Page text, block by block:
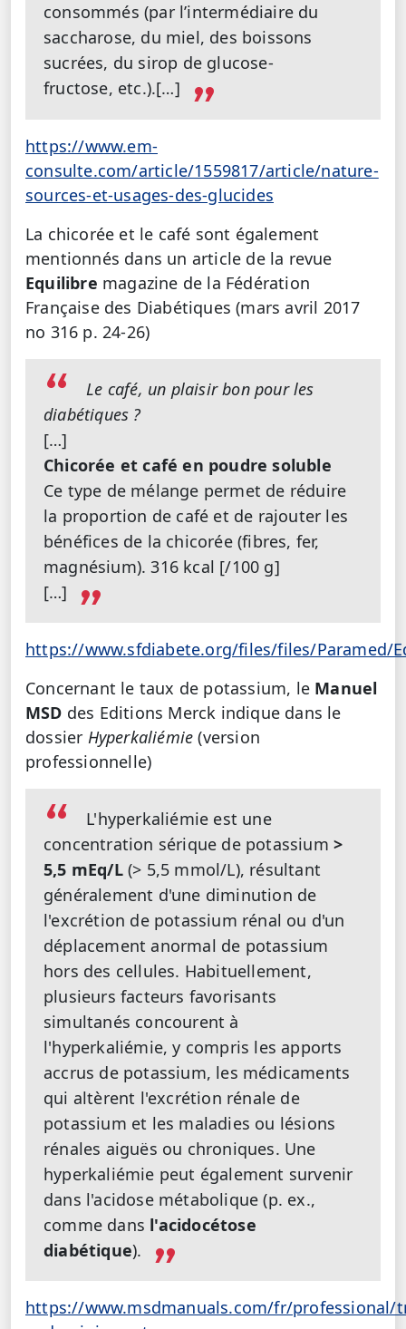
consommés (par l’intermédiaire du
saccharose, du miel, des boissons
sucrées, du sirop de glucose-
fructose, etc.).[…]
https://www.em-
consulte.com/article/1559817/article/nature-
sources-et-usages-des-glucides
La chicorée et le café sont également
mentionnés dans un article de la revue
Equilibre magazine de la Fédération
Française des Diabétiques (mars avril 2017
no 316 p. 24-26)
Le café, un plaisir bon pour les
diabétiques ?
[…]
Chicorée et café en poudre soluble
Ce type de mélange permet de réduire
la proportion de café et de rajouter les
bénéfices de la chicorée (fibres, fer,
magnésium).316 kcal [/100 g]
[…]
https://www.sfdiabete.org/files/files/Paramed/
Concernant le taux de potassium, le Manuel
MSD des Editions Merck indique dans le
dossier Hyperkaliémie(version
professionnelle)
L'hyperkaliémie est une
concentration sérique de potassium>
5,5 mEq/L(> 5,5 mmol/L), résultant
généralement d'une diminution de
l'excrétion de potassium rénal ou d'un
déplacement anormal de potassium
hors des cellules. Habituellement,
plusieurs facteurs favorisants
simultanés concourent à
l'hyperkaliémie, y compris les apports
accrus de potassium, les médicaments
qui altèrent l'excrétion rénale de
potassium et les maladies ou lésions
rénales aiguës ou chroniques. Une
hyperkaliémie peut également survenir
dans l'acidose métabolique (p. ex.,
comme dans l'acidocétose
diabétique).
https://www.msdmanuals.com/fr/professional/